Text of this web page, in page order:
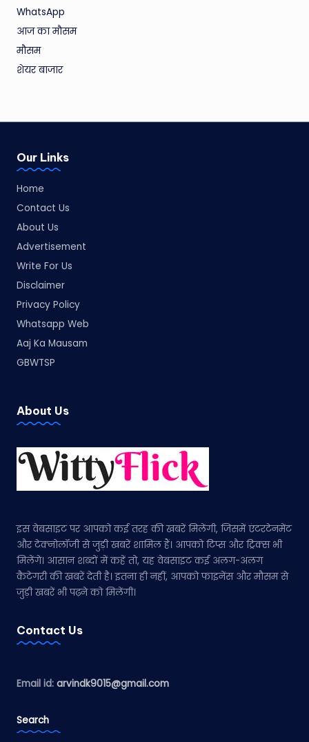
WhatsApp
आज का मौसम
मौसम
शेयर बाजार
Our Links
Home
Contact Us
About Us
Advertisement
Write For Us
Disclaimer
Privacy Policy
Whatsapp Web
Aaj Ka Mausam
GBWTSP
About Us
इस वेबसाइट पर आपको कई तरह की खबरें मिलेंगी, जिसमें एंटरटेनमेंट
और टेक्नोलॉजी से जुड़ी खबरें शामिल हैं। आपको टिप्स और ट्रिक्स भी
मिलेंगे। आसान शब्दों में कहें तो, यह वेबसाइट कई अलग-अलग
कैटेगरी की खबरें देती है। इतना ही नहीं, आपको फाइनेंस और मौसम से
जुड़ी खबरें भी पढ़ने को मिलेंगी।
Contact Us
Email id: arvindk9015@gmail.com
Search